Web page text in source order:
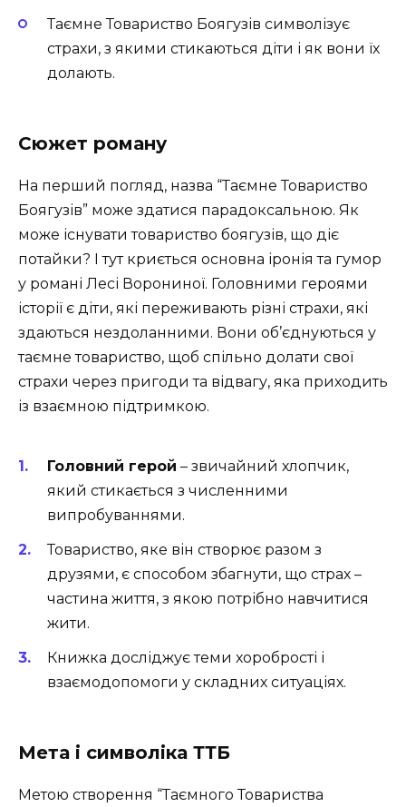
Таємне Товариство Боягузів символізує
страхи, з якими стикаються діти і як вони їх
долають.
Сюжет роману
На перший погляд, назва “Таємне Товариство
Боягузів” може здатися парадоксальною. Як
може існувати товариство боягузів, що діє
потайки? І тут криється основна іронія та гумор
у романі Лесі Ворониної. Головними героями
історії є діти, які переживають різні страхи, які
здаються нездоланними. Вони об’єднуються у
таємне товариство, щоб спільно долати свої
страхи через пригоди та відвагу, яка приходить
із взаємною підтримкою.
Головний герой – звичайний хлопчик,
який стикається з численними
випробуваннями.
Товариство, яке він створює разом з
друзями, є способом збагнути, що страх –
частина життя, з якою потрібно навчитися
жити.
Книжка досліджує теми хоробрості і
взаємодопомоги у складних ситуаціях.
Мета і символіка ТТБ
Метою створення “Таємного Товариства